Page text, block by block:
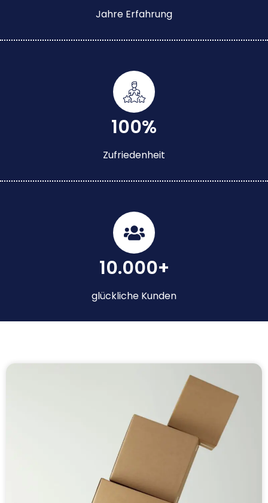
Jahre Erfahrung
100%
Zufriedenheit
10.000+
glückliche Kunden